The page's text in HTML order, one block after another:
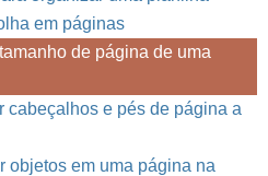
em páginas
de página de uma
cabeçalhos e pés de página a
objetos em uma página na